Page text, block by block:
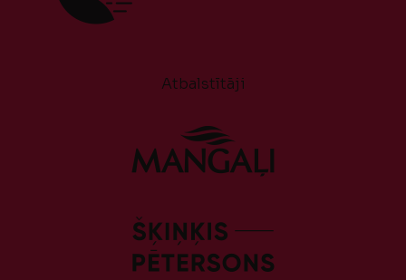
Atbalstītāji